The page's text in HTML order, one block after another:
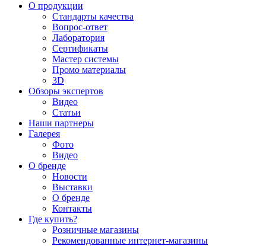
О продукции
Стандарты качества
Вопрос-ответ
Лаборатория
Сертификаты
Мастер системы
Промо материалы
3D
Обзоры экспертов
Видео
Статьи
Наши партнеры
Галерея
Фото
Видео
О бренде
Новости
Выставки
О бренде
Контакты
Где купить?
Розничные магазины
Рекомендованные интернет-магазины